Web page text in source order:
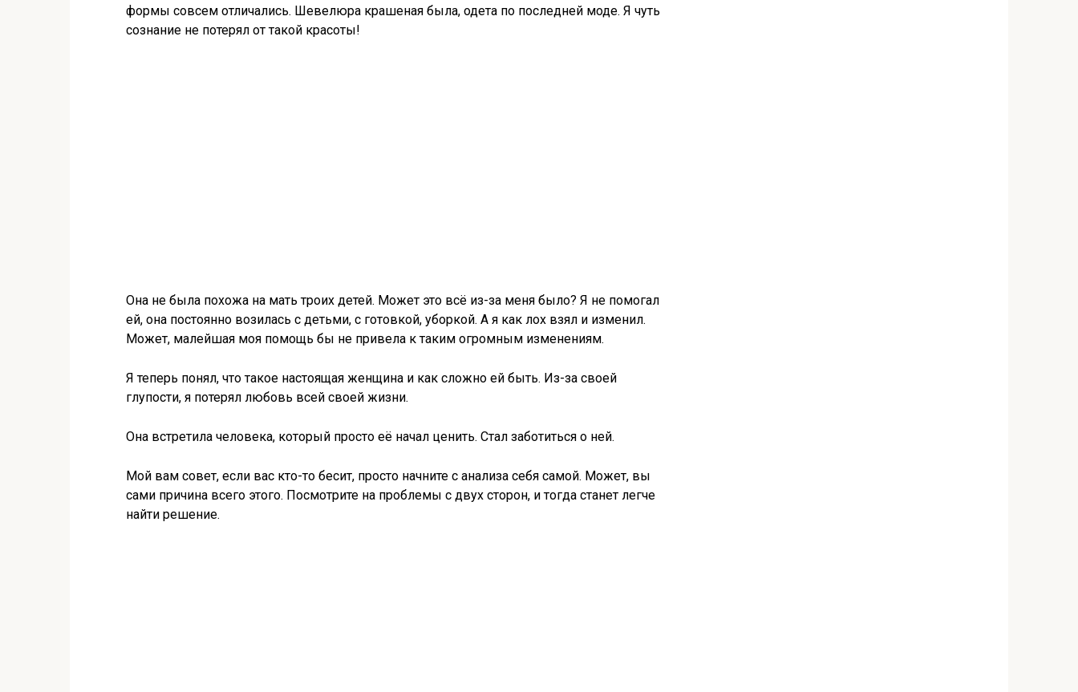
формы совсем отличались. Шевелюра крашеная была, одета по последней моде. Я чуть
сознание не потерял от такой красоты!
Она не была похожа на мать троих детей. Может это всё из-за меня было? Я не помогал
ей, она постоянно возилась с детьми, с готовкой, уборкой. А я как лох взял и изменил.
Может, малейшая моя помощь бы не привела к таким огромным изменениям.
Я теперь понял, что такое настоящая женщина и как сложно ей быть. Из-за своей
глупости, я потерял любовь всей своей жизни.
Она встретила человека, который просто её начал ценить. Стал заботиться о ней.
Мой вам совет, если вас кто-то бесит, просто начните с анализа себя самой. Может, вы
сами причина всего этого. Посмотрите на проблемы с двух сторон, и тогда станет легче
найти решение.